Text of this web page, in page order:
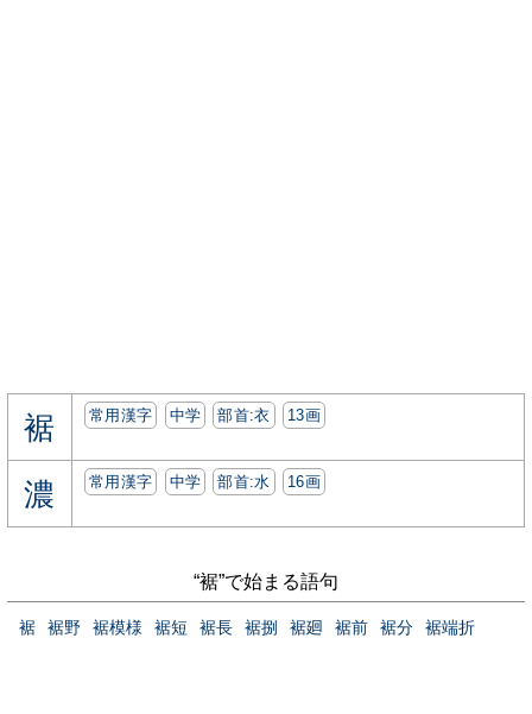
裾 常用漢字 中学 部首:⾐ 13画
濃 常用漢字 中学 部首:⽔ 16画
“裾”で始まる語句
裾 裾野 裾模様 裾短 裾長 裾捌 裾廻 裾前 裾分 裾端折